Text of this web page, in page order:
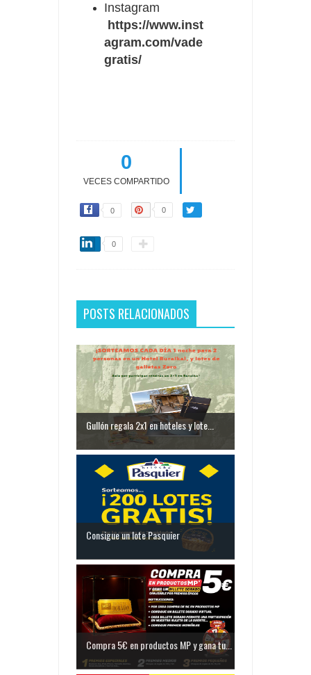
Instagram
https://www.inst
agram.com/vade
gratis/
0
VECES COMPARTIDO
0 0
0
POSTS RELACIONADOS
Gullón regala 2x1 en hoteles y lote...
Consigue un lote Pasquier
Compra 5€ en productos MP y gana tu...